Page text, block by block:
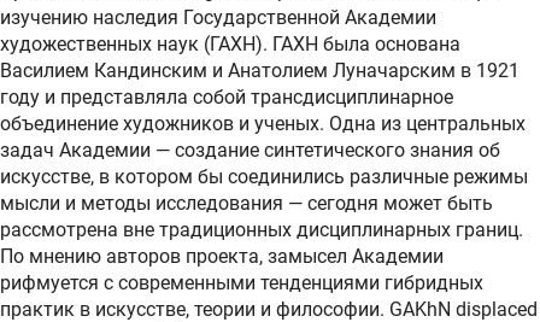
изучению наследия Государственной Академии
художественных наук (ГАХН). ГАХН была основана
Василием Кандинским и Анатолием Луначарским в 1921
году и представляла собой трансдисциплинарное
объединение художников и ученых. Одна из центральных
задач Академии — создание синтетического знания об
искусстве, в котором бы соединились различные режимы
мысли и методы исследования — сегодня может быть
рассмотрена вне традиционных дисциплинарных границ.
По мнению авторов проекта, замысел Академии
рифмуется с современными тенденциями гибридных
практик в искусстве, теории и философии. GAKhN displaced